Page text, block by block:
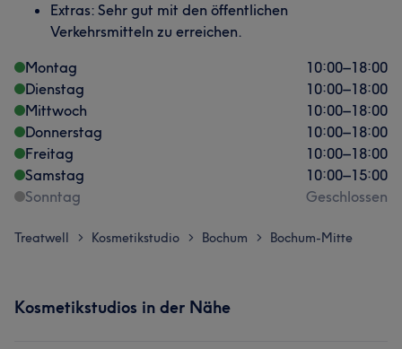
Extras: Sehr gut mit den öffentlichen
Verkehrsmitteln zu erreichen.
Montag
10:00–18:00
Dienstag
10:00–18:00
Mittwoch
10:00–18:00
Donnerstag
10:00–18:00
Freitag
10:00–18:00
Samstag
10:00–15:00
Sonntag
Geschlossen
Treatwell > Kosmetikstudio > Bochum > Bochum-Mitte
Kosmetikstudios in der Nähe